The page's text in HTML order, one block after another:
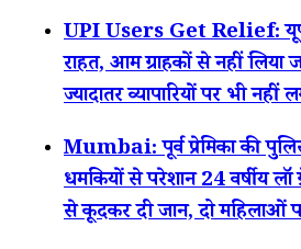
UPI Users Get Relief:
राहत, आम ग्राहकों से नहीं लिया
ज्यादातर व्यापारियों पर भी
Mumbai: पूर्व प्रेमिका की
धमकियों से परेशान 24 वर्षीय
से कूदकर दी जान, दो महिलाओं